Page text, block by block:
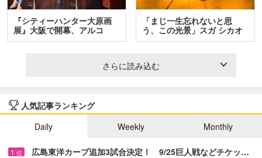
『シティーハンター大原画
展』大阪で開幕、アルコ
＆…
「まじ一生忘れないと思
う、この光景」スガ シカオ
と…
さらに読み込む
人気記事ランキング
Daily
Weekly Monthly
1 位 広島東洋カープ追加3試合決定！ 9/25巨人戦などチケッ…